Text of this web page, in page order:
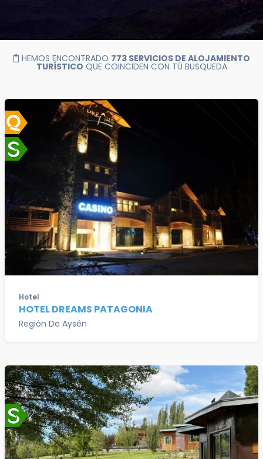
HEMOS ENCONTRADO 773 SERVICIOS DE ALOJAMIENTO
TURÍSTICO QUE COINCIDEN CON TÚ BUSQUEDA
Hotel
HOTEL DREAMS PATAGONIA
Región De Aysén